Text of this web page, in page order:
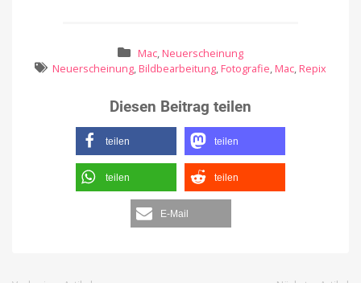
Mac, Neuerscheinung
Neuerscheinung, Bildbearbeitung, Fotografie, Mac, Repix
Diesen Beitrag teilen
teilen teilen
teilen teilen
E-Mail